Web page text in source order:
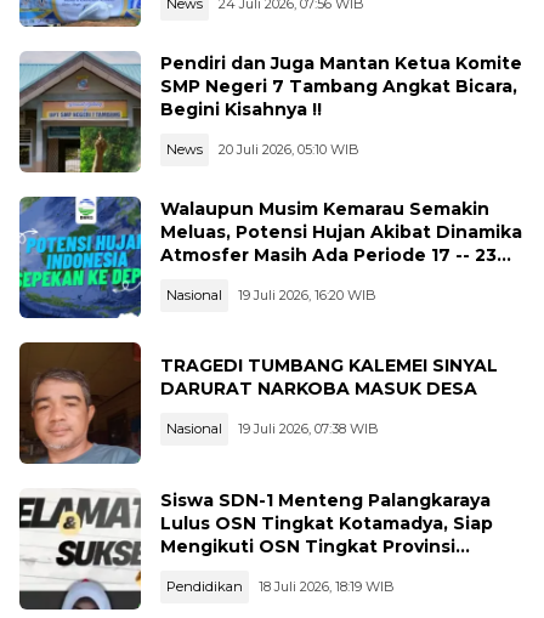
News 24 Juli 2026, 07:56 WIB
Pendiri dan Juga Mantan Ketua Komite
SMP Negeri 7 Tambang Angkat Bicara,
Begini Kisahnya !!
News 20 Juli 2026, 05:10 WIB
Walaupun Musim Kemarau Semakin
Meluas, Potensi Hujan Akibat Dinamika
Atmosfer Masih Ada Periode 17 -- 23
Nasional 19 Juli 2026, 16:20 WIB
TRAGEDI TUMBANG KALEMEI SINYAL
DARURAT NARKOBA MASUK DESA
Nasional 19 Juli 2026, 07:38 WIB
Siswa SDN-1 Menteng Palangkaraya
Lulus OSN Tingkat Kotamadya, Siap
Mengikuti OSN Tingkat Provinsi
Pendidikan 18 Juli 2026, 18:19 WIB